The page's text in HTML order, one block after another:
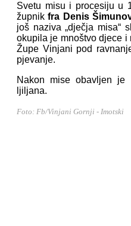
Svetu misu i procesiju u
župnikfra Denis
još naziva „dječja misa“
okupila je mnoštvo djece
Župe Vinjani pod
pjevanje.
Nakon mise obavljen je
ljiljana.
Foto: Fb/Vinjani Gornji - Imotski